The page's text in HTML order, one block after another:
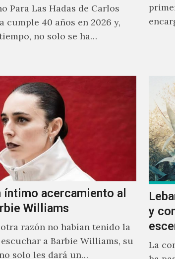
Para Las Hadas de Carlos
cumple 40 años en 2026 y,
no solo se ha…
íntimo acercamiento al
Williams
razón no habían tenido la
a Barbie Williams, su
solo les dará un
y
La